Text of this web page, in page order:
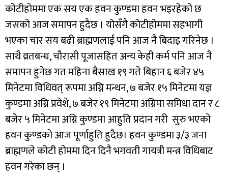
कोटीहोममा एक सय एक हवन कुण्डमा हवन भइरहेको छ
जसको आज समापन हुदैछ । योसँगै कोटीहोममा सहभागी
भएका चार सय बढी ब्राह्मणलाई पनि आज नै बिदाइ गरिनेछ ।
साथै व्रतबन्ध, चौरासी पूजासहित अन्य केही कर्म पनि आज नै
समापन हुनेछ गत महिना बैसाख १९ गते बिहान ६ बजेर ४५
मिनेटमा विधिवत् रूपमा अग्नि मन्थन, ७ बजेर १५ मिनेटमा यज्ञ
कुण्डमा अग्नि प्रवेशे, ७ बजेर १९ मिनेटमा अग्निमा समिधा दान र ८
बजेर ५ मिनेटमा अग्नि कुण्डमा आहुति प्रदान गरी सुरु भएको
हवन कुण्डको आज पूर्णाहुति हुदैछ। हवन कुण्डमा ३/३ जना
ब्राह्मणले कोटी होममा दिन दिनै भगवती गायत्री मन्त्र विधिबाट
हवन गरेका छन् ।